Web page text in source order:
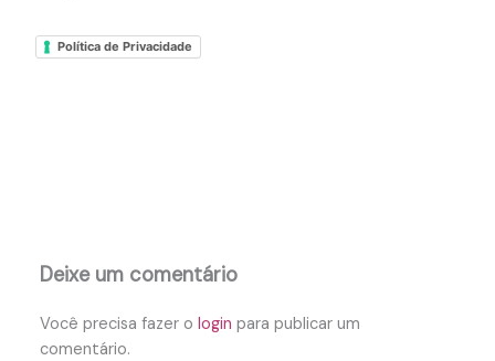
Política de Privacidade
Deixe um comentário
Você precisa fazer ologin para publicar um
comentário.